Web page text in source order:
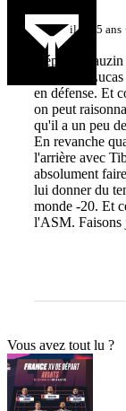
il y a 5 ans
Déposer
non plus.
en défense. Et
on peut
qu'il a un peu
En revanche
l'arrière avec
absolument
lui donner du
monde -20. Et
l'ASM. Faisons
Vous avez tout lu ?